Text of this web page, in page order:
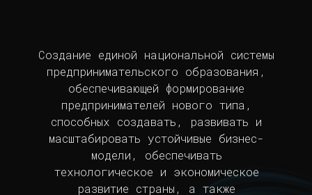
Создание единой национальной системы
предпринимательского образования,
обеспечивающей формирование
предпринимателей нового типа,
способных создавать, развивать и
масштабировать устойчивые бизнес-
модели, обеспечивать
технологическое и экономическое
развитие страны, а также